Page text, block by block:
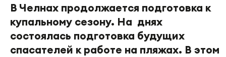
В Челнах продолжается подготовка к
купальному сезону. На днях
состоялась подготовка будущих
спасателей к работе на пляжах. В этом